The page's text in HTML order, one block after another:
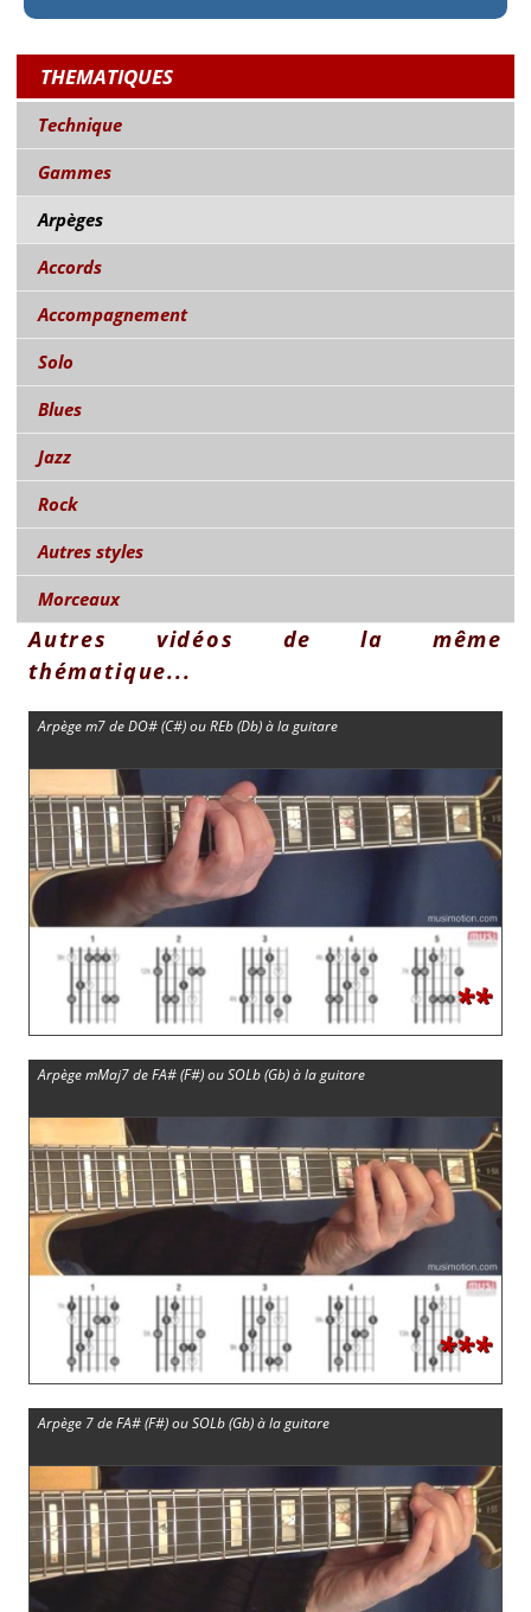
THEMATIQUES
Technique
Gammes
Arpèges
Accords
Accompagnement
Solo
Blues
Jazz
Rock
Autres styles
Morceaux
Autres vidéos de la même
thématique...
Arpège m7 de DO# (C#) ou REb (Db) à la guitare
**
Arpège mMaj7 de FA# (F#) ou SOLb (Gb) à la guitare
***
Arpège 7 de FA# (F#) ou SOLb (Gb) à la guitare